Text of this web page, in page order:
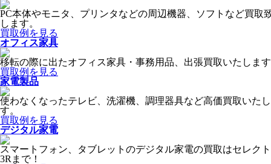
PC本体やモニタ、プリンタなどの周辺機器、ソフトなど買取
します。
買取例を見る
オフィス家具
移転の際に出たオフィス家具・事務用品、出張買取いたしま
買取例を見る
家電製品
使わなくなったテレビ、洗濯機、調理器具など高価買取いた
す。
買取例を見る
デジタル家電
スマートフォン、タブレットのデジタル家電の買取はセレクト
3Rまで！